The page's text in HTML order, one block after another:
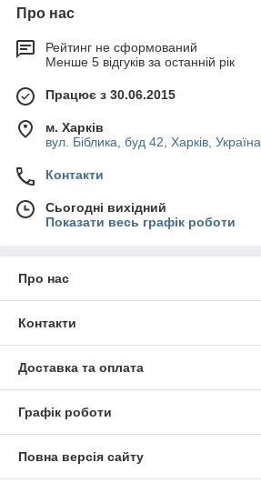
Про нас
Рейтинг не сформований
Менше 5 відгуків за останній рік
Працює з 30.06.2015
м. Харків
вул. Біблика, буд 42, Харків, Україна
Контакти
Сьогодні вихідний
Показати весь графік роботи
Про нас
Контакти
Доставка та оплата
Графік роботи
Повна версія сайту